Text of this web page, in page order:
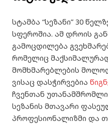
სტამბა “სეზანი” 30
სფეროშია. ამ დროის
გამოცდილება
რომელიც მაქსიმალურად
მომხმარებლების
ვისაც დასჭირვებია
ჩვენთან
სეზანის მთავარი
პროფესიონალიზმი და